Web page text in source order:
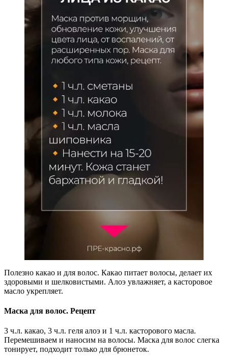
Полезно какао и для волос. Какао питает волосы, делает их
здоровыми и шелковистыми. Алоэ увлажняет, а касторовое
масло укрепляет.
Маска для волос. Рецепт
3 ч.л. какао, 3 ч.л. геля алоэ и 1 ч.л. касторового масла.
Перемешиваем и наносим на волосы. Маска для волос слегка
тонирует, подходит только для брюнеток.